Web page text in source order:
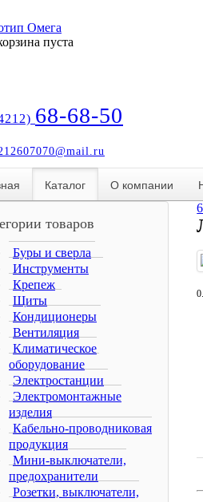
пуста
68-68-50
Каталог О компании
товаров
Буры и сверла
Инструменты
Крепеж
Щиты
Кондиционеры
Вентиляция
Климатическое
оборудование
Электростанции
Электромонтажные
изделия
Кабельно-проводниковая
продукция
Мини-выключатели,
предохранители
Розетки, выключатели,